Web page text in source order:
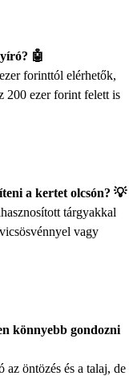
🤖
forinttól elérhetők,
200 ezer forint felett is
a kertet olcsón? 💡
tárgyakkal
vagy
könnyebb gondozni
az öntözés és a talaj, de